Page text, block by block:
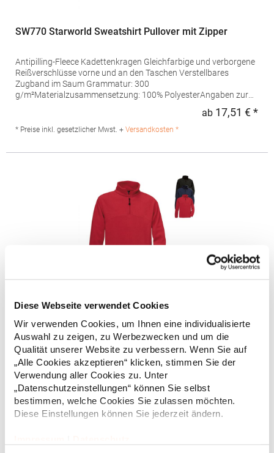
Diese Webseite verwendet Cookies
Wir verwenden Cookies, um Ihnen eine individualisierte
Auswahl zu zeigen, zu Werbezwecken und um die
Qualität unserer Website zu verbessern. Wenn Sie auf
„Alle Cookies akzeptieren“ klicken, stimmen Sie der
Verwendung aller Cookies zu. Unter
„Datenschutzeinstellungen“ können Sie selbst
bestimmen, welche Cookies Sie zulassen möchten.
Diese Einstellungen können Sie jederzeit ändern.
SW770 Starworld Sweatshirt Pullover mit Zipper
Antipilling-Fleece Kadettenkragen Gleichfarbige und verborgene
Reißverschlüsse vorne und an den Taschen Verstellbares
Zugband im Saum Grammatur: 300
g/m²Materialzusammensetzung: 100% PolyesterAngaben zur
Starworld BV Industrieweg 14 2404BZ Alphen aan den Rijn
Niederlande E-Mail: info@starworld.nl
ab 17,51 € *
* Preise inkl. gesetzlicher Mwst. + Versandkosten *
Farblich abgestimmter ¼-Reißverschluss Zwei Taschen an
Seitennaht aus Interlock-Material Offener Bund unten mit
elastischem Kordelzug und Stoppern und "Easy-to-Pull"-
RingenGrammatur: 300 g/m²Materialzusammensetzung: 100%
PolyesterAngaben zur Produktsicherheit: Herst.-Nr.:
FU704Hersteller: The Cotton Group SA Drève Richelle 161
Waterloo Office Park Building O, box 5 1410 Waterloo Belgien E-
31,24 € *
* Preise inkl. gesetzlicher Mwst. +Versandkosten *